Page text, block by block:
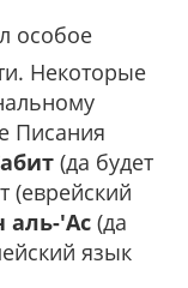
особое
Некоторые
Писания
(да будет
(еврейский
аль-'Ас (да
язык